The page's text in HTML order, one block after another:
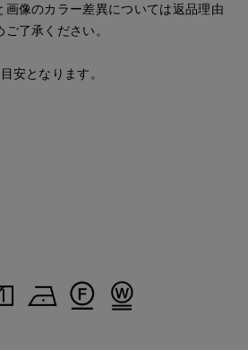
像のカラー差異については返品理由
了承ください。
安となります。